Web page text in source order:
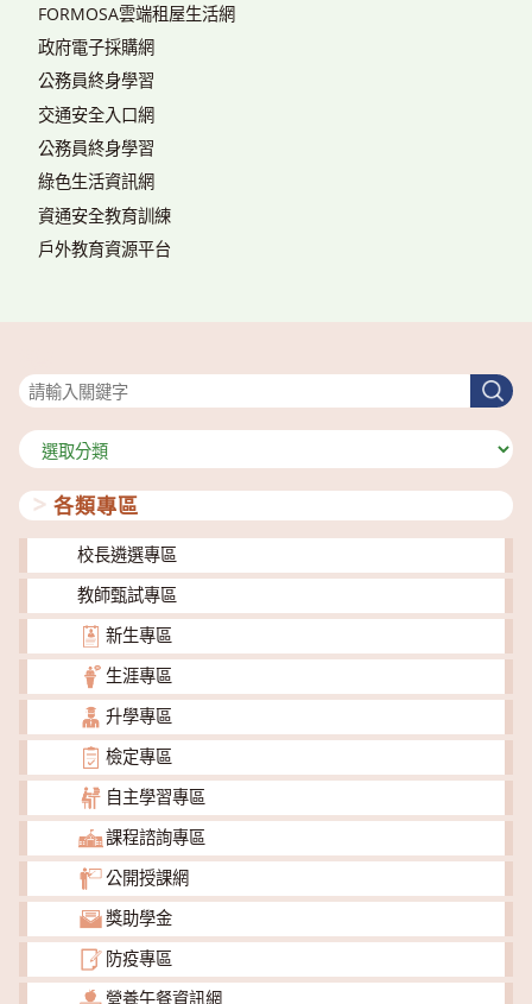
FORMOSA雲端租屋生活網
政府電子採購網
公務員終身學習
交通安全入口網
公務員終身學習
綠色生活資訊網
資通安全教育訓練
戶外教育資源平台
搜
尋
分
類
各類專區
校長遴選專區
教師甄試專區
新生專區
生涯專區
升學專區
檢定專區
自主學習專區
課程諮詢專區
公開授課網
獎助學金
防疫專區
營養午餐資訊網